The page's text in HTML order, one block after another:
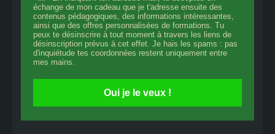
échange de mon cadeau que je t'adresse ensuite des
contenus pédagogiques, des informations intéressantes,
ainsi que des offres personnalisées de formations. Tu
peux te désinscrire à tout moment à travers les liens de
désinscription prévus à cet effet. Je hais les spams : pas
d'inquiétude tes coordonnées restent uniquement entre
mes mains.
Oui je le veux !